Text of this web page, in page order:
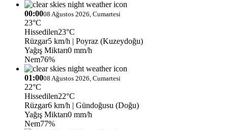
00:0008 Ağustos 2026, Cumartesi
23°C
Hissedilen23°C
Rüzgar5 km/h | Poyraz (Kuzeydoğu)
Yağış Miktarı0 mm/h
Nem76%
01:0008 Ağustos 2026, Cumartesi
22°C
Hissedilen22°C
Rüzgar6 km/h | Gündoğusu (Doğu)
Yağış Miktarı0 mm/h
Nem77%